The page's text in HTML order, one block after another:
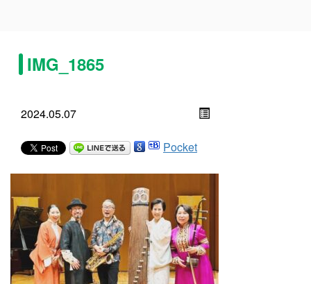
IMG_1865
2024.05.07
Pocket